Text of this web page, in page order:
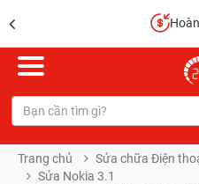
Hoàn
Trang chủ Sửa chữa Điện
Sửa Nokia 3.1